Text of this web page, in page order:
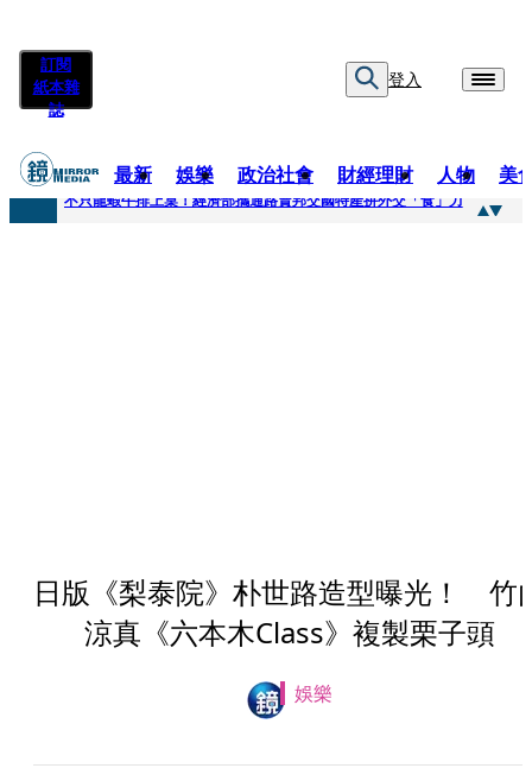
訂閱
紙本雜
誌
登入
最新 娛樂 政治社會 財經理財 人物 美
快訊
不只龍蝦牛排上桌！經濟部攜通路賣邦交國特產拚外交「食」力
日版《梨泰院》朴世路造型曝光！ 竹
涼真《六本木Class》複製栗子頭
娛樂